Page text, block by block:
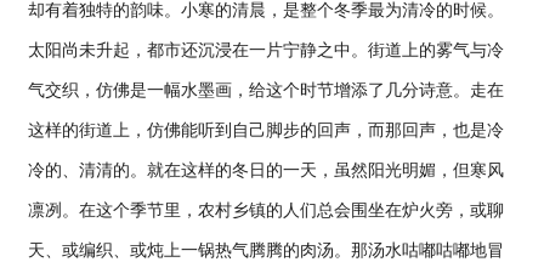
却有着独特的韵味。小寒的清晨，是整个冬季最为清冷的时候。
太阳尚未升起，都市还沉浸在一片宁静之中。街道上的雾气与冷
气交织，仿佛是一幅水墨画，给这个时节增添了几分诗意。走在
这样的街道上，仿佛能听到自己脚步的回声，而那回声，也是冷
冷的、清清的。就在这样的冬日的一天，虽然阳光明媚，但寒风
凛冽。在这个季节里，农村乡镇的人们总会围坐在炉火旁，或聊
天、或编织、或炖上一锅热气腾腾的肉汤。那汤水咕嘟咕嘟地冒